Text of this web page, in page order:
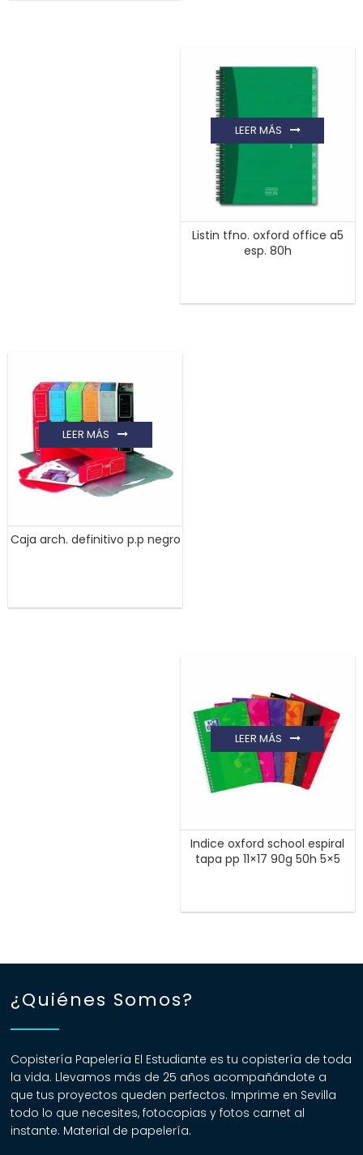
Listin tfno. oxford office a5
esp. 80h
LEER MÁS
Caja arch. definitivo p.p negro
LEER MÁS
Indice oxford school espiral
tapa pp 11×17 90g 50h 5×5
LEER MÁS
¿Quiénes Somos?
Copistería Papelería El Estudiante es tu copistería de toda
la vida. Llevamos más de 25 años acompañándote a
que tus proyectos queden perfectos. Imprime en Sevilla
todo lo que necesites, fotocopias y fotos carnet al
instante. Material de papelería.